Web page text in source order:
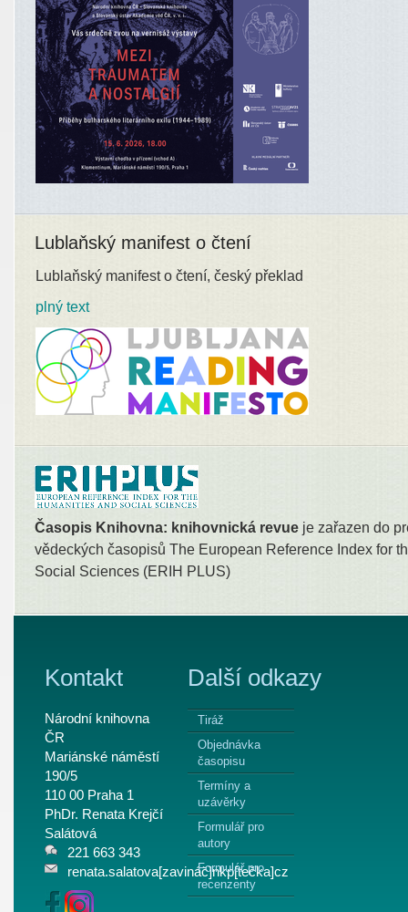
Lublaňský manifest o čtení
Lublaňský manifest o čtení, český překlad
plný text
Časopis Knihovna: knihovnická revue je zařazen do
vědeckých časopisů The European Reference Index for
Social Sciences (ERIH PLUS)
Kontakt
Národní knihovna
ČR
Mariánské náměstí
190/5
110 00 Praha 1
PhDr. Renata Krejčí
Salátová
221 663 343
renata.salatova[zavináč]nkp[tečka]cz
Další odkazy
Tiráž
Objednávka
časopisu
Termíny a
uzávěrky
Formulář pro
autory
Formulář pro
recenzenty